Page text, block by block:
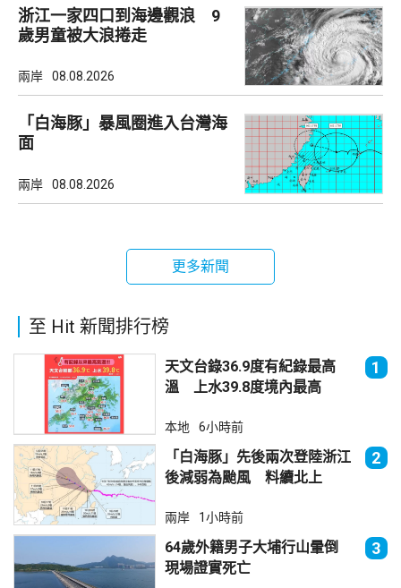
浙江一家四口到海邊觀浪 9
歲男童被大浪捲走
兩岸 08.08.2026
「白海豚」暴風圈進入台灣海
面
兩岸 08.08.2026
更多新聞
至 Hit 新聞排行榜
天文台錄36.9度有紀錄最高
溫 上水39.8度境內最高
1
本地 6小時前
「白海豚」先後兩次登陸浙江
後減弱為颱風 料續北上
2
兩岸 1小時前
64歲外籍男子大埔行山暈倒
現場證實死亡
3